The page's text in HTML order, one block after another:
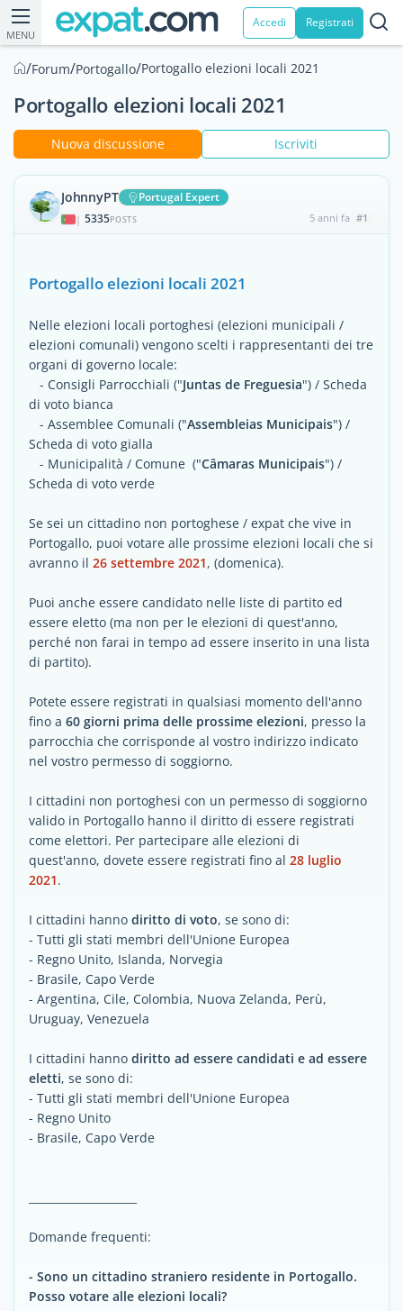
MENU
Accedi Registrati
/Forum/Portogallo/Portogallo elezioni locali 2021
Portogallo elezioni locali 2021
Nuova discussione Iscriviti
JohnnyPT Portugal Expert
| 5335POSTS 5 anni fa #1
Portogallo elezioni locali 2021
Nelle elezioni locali portoghesi (elezioni municipali /
elezioni comunali) vengono scelti i rappresentanti dei tre
organi di governo locale:
- Consigli Parrocchiali ("Juntas de Freguesia") / Scheda
di voto bianca
- Assemblee Comunali ("Assembleias Municipais") /
Scheda di voto gialla
- Municipalità / Comune ("Câmaras Municipais") /
Scheda di voto verde
Se sei un cittadino non portoghese / expat che vive in
Portogallo, puoi votare alle prossime elezioni locali che si
avranno il 26 settembre 2021, (domenica).
Puoi anche essere candidato nelle liste di partito ed
essere eletto (ma non per le elezioni di quest'anno,
perché non farai in tempo ad essere inserito in una lista
di partito).
Potete essere registrati in qualsiasi momento dell'anno
fino a 60 giorni prima delle prossime elezioni, presso la
parrocchia che corrisponde al vostro indirizzo indicato
nel vostro permesso di soggiorno.
I cittadini non portoghesi con un permesso di soggiorno
valido in Portogallo hanno il diritto di essere registrati
come elettori. Per partecipare alle elezioni di
quest'anno, dovete essere registrati fino al 28 luglio
2021.
I cittadini hanno diritto di voto, se sono di:
- Tutti gli stati membri dell'Unione Europea
- Regno Unito, Islanda, Norvegia
- Brasile, Capo Verde
- Argentina, Cile, Colombia, Nuova Zelanda, Perù,
Uruguay, Venezuela
I cittadini hanno diritto ad essere candidati e ad essere
eletti, se sono di:
- Tutti gli stati membri dell'Unione Europea
- Regno Unito
- Brasile, Capo Verde
Domande frequenti:
- Sono un cittadino straniero residente in Portogallo.
Posso votare alle elezioni locali?